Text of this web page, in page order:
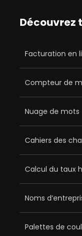
Découvrez
Facturation en
Compteur de
Nuage de mots
Cahiers des
Calcul du taux
Noms
Palettes de